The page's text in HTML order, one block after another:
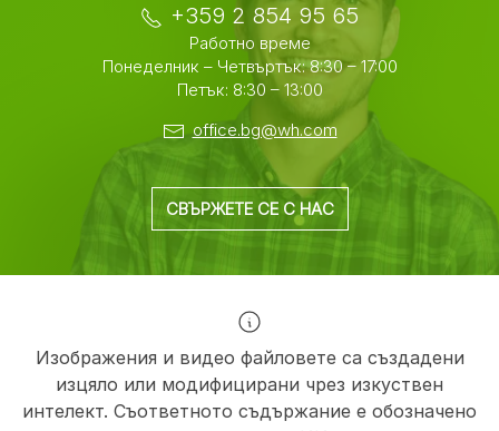
+359 2 854 95 65
Работно време
Понеделник – Четвъртък: 8:30 – 17:00
Петък: 8:30 – 13:00
office.bg@wh.com
СВЪРЖЕТЕ СЕ С НАС
Изображения и видео файловете са създадени
изцяло или модифицирани чрез изкуствен
интелект. Съответното съдържание е обозначено